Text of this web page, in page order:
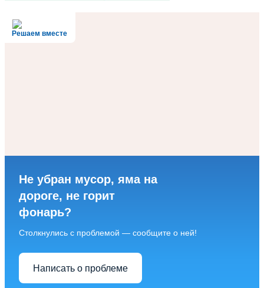
Решаем вместе
Не убран мусор, яма на
дороге, не горит
фонарь?
Столкнулись с проблемой — сообщите о ней!
Написать о проблеме